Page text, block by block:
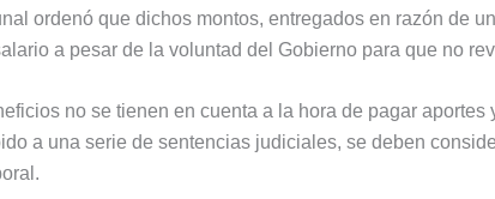
ordenó que dichos montos, entregados en razón de
a pesar de la voluntad del Gobierno para que no
no se tienen en cuenta a la hora de pagar
a una serie de sentencias judiciales, se deben